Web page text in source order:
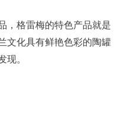
，格雷梅的特色产品就是
文化具有鲜艳色彩的陶罐
现。